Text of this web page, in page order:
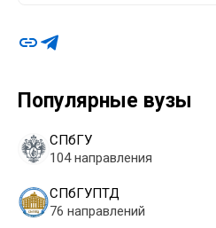
Популярные вузы
СПбГУ
104 направления
СПбГУПТД
76 направлений